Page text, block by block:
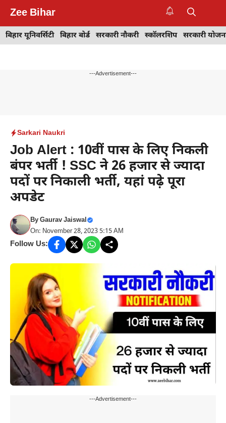
content
Zee Bihar
बिहार यूनिवर्सिटी बिहार बोर्ड सरकारी नौकरी स्कॉलरशिप सरकारी
---Advertisement---
Sarkari Naukri
Job Alert : 10वीं पास के लिए निकली
बंपर भर्ती ! SSC ने 26 हजार से ज्यादा
पदों पर निकाली भर्ती, यहां पढ़े पूरा
अपडेट
ByGaurav Jaiswal
On: November 28, 2023 5:15 AM
Follow Us:
---Advertisement---